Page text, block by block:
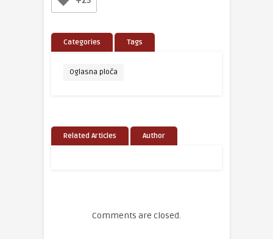
Categories Tags
Oglasna ploča
Related Articles Author
Comments are closed.